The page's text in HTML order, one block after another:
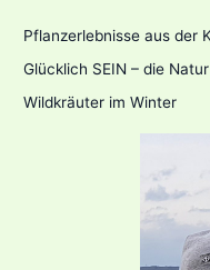
n
a
c
Pflanzerlebnisse aus der
Glücklich SEIN – die
Wildkräuter im Winter